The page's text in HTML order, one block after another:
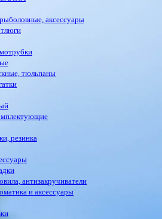
аксессуары
тюльпаны
резинка
антизакручиватели
и аксессуары